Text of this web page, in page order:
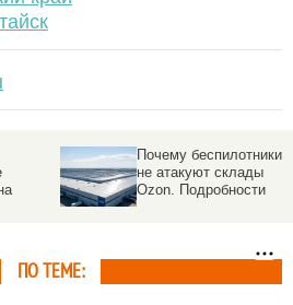
Почему беспилотники
не атакуют склады
Ozon. Подробности
ПО ТЕМЕ: